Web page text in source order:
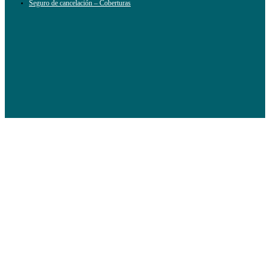
Seguro de cancelación – Coberturas